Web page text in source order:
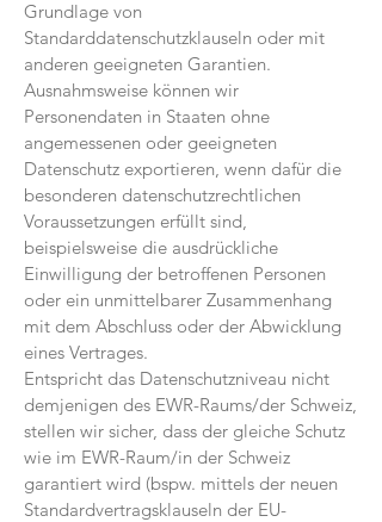
Grundlage von
Standarddatenschutzklauseln oder mit
anderen geeigneten Garantien.
Ausnahmsweise können wir
Personendaten in Staaten ohne
angemessenen oder geeigneten
Datenschutz exportieren, wenn dafür die
besonderen datenschutzrechtlichen
Voraussetzungen erfüllt sind,
beispielsweise die ausdrückliche
Einwilligung der betroffenen Personen
oder ein unmittelbarer Zusammenhang
mit dem Abschluss oder der Abwicklung
eines Vertrages.
Entspricht das Datenschutzniveau nicht
demjenigen des EWR-Raums/der Schweiz,
stellen wir sicher, dass der gleiche Schutz
wie im EWR-Raum/in der Schweiz
garantiert wird (bspw. mittels der neuen
Standardvertragsklauseln der EU-